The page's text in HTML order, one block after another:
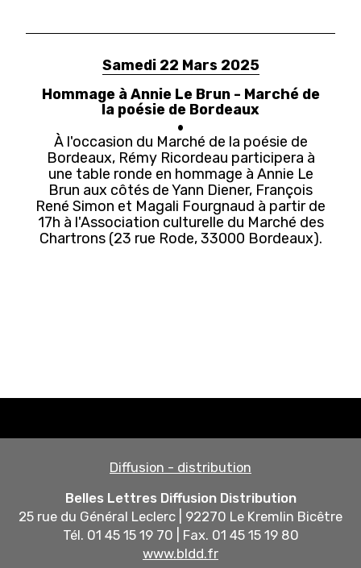
Samedi 22 Mars 2025
Hommage à Annie Le Brun - Marché de
la poésie de Bordeaux
À l'occasion du Marché de la poésie de
Bordeaux, Rémy Ricordeau participera à
une table ronde en hommage à Annie Le
Brun aux côtés de Yann Diener, François
René Simon et Magali Fourgnaud à partir de
17h à l'Association culturelle du Marché des
Chartrons (23 rue Rode, 33000 Bordeaux).
Diffusion - distribution
Belles Lettres Diffusion Distribution
25 rue du Général Leclerc | 92270 Le Kremlin Bicêtre
Tél. 01 45 15 19 70 | Fax. 01 45 15 19 80
www.bldd.fr